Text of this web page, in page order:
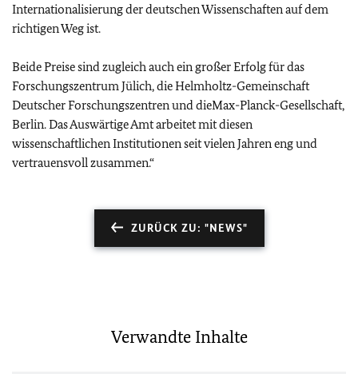
Internationalisierung der deutschen Wissenschaften auf dem
richtigen Weg ist.
Beide Preise sind zugleich auch ein großer Erfolg für das
Forschungszentrum Jülich, die Helmholtz-Gemeinschaft
Deutscher Forschungszentren und dieMax-Planck-Gesellschaft,
Berlin. Das Auswärtige Amt arbeitet mit diesen
wissenschaftlichen Institutionen seit vielen Jahren eng und
vertrauensvoll zusammen.“
ZURÜCK ZU: "NEWS"
Verwandte Inhalte